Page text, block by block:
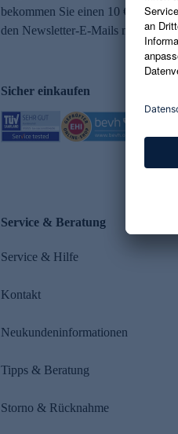
bekommen Sie einen 10 €
den Newsletter-E-Mails möglich.
Sicher einkaufen
Service & Beratung
Service & Hilfe
Kontakt
Neukundeninformationen
Tipps & Beratung
Storno & Rücknahme